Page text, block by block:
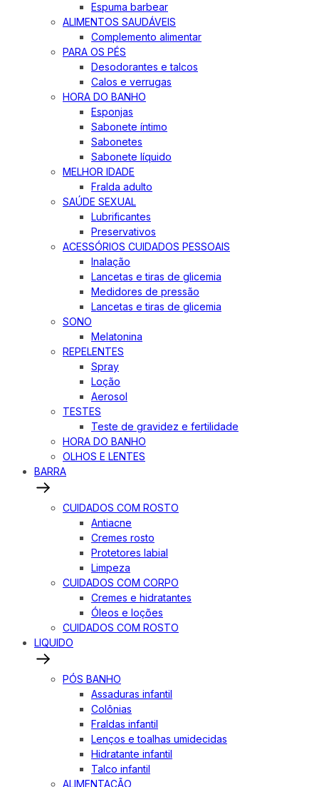
Espuma barbear
ALIMENTOS SAUDÁVEIS
Complemento alimentar
PARA OS PÉS
Desodorantes e talcos
Calos e verrugas
HORA DO BANHO
Esponjas
Sabonete íntimo
Sabonetes
Sabonete líquido
MELHOR IDADE
Fralda adulto
SAÚDE SEXUAL
Lubrificantes
Preservativos
ACESSÓRIOS CUIDADOS PESSOAIS
Inalação
Lancetas e tiras de glicemia
Medidores de pressão
Lancetas e tiras de glicemia
SONO
Melatonina
REPELENTES
Spray
Loção
Aerosol
TESTES
Teste de gravidez e fertilidade
HORA DO BANHO
OLHOS E LENTES
BARRA
CUIDADOS COM ROSTO
Antiacne
Cremes rosto
Protetores labial
Limpeza
CUIDADOS COM CORPO
Cremes e hidratantes
Óleos e loções
CUIDADOS COM ROSTO
LIQUIDO
PÓS BANHO
Assaduras infantil
Colônias
Fraldas infantil
Lenços e toalhas umidecidas
Hidratante infantil
Talco infantil
ALIMENTAÇÃO